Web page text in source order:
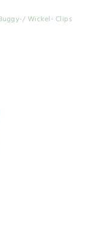
Wickel- Clips